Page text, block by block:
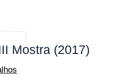
Mostra (2017)